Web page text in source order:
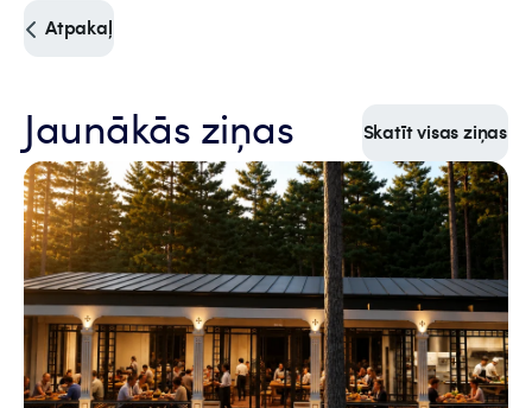
Atpakaļ
Jaunākās ziņas Skatīt visas ziņas